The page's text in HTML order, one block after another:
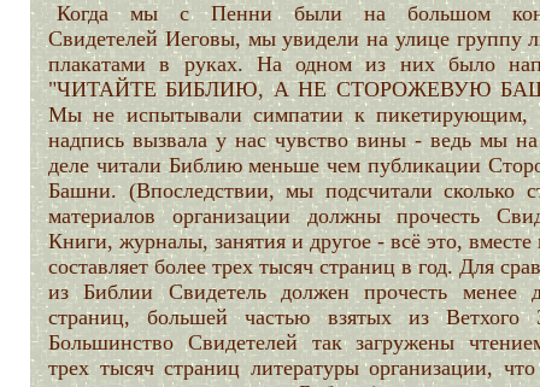
Когда мы с Пенни были на большом
Свидетелей Иеговы, мы увидели на улице группу
плакатами в руках. На одном из них было
"ЧИТАЙТЕ БИБЛИЮ, А НЕ СТОРОЖЕВУЮ
Мы не испытывали симпатии к пикетирующим,
надпись вызвала у нас чувство вины - ведь мы
деле читали Библию меньше чем публикации
Башни. (Впоследствии, мы подсчитали сколько
материалов организации должны прочесть
Книги, журналы, занятия и другое - всё это, вместе
составляет более трех тысяч страниц в год. Для
из Библии Свидетель должен прочесть менее
страниц, большей частью взятых из Ветхого
Большинство Свидетелей так загружены
трех тысяч страниц литературы организации,